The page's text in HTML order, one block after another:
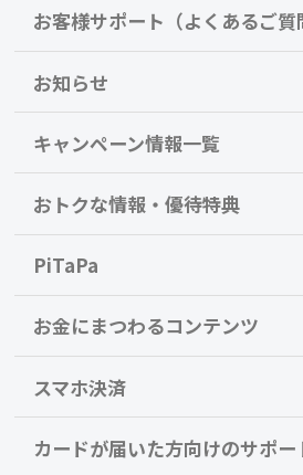
お客様サポート（よくあるご質
お知らせ
キャンペーン情報一覧
おトクな情報・優待特典
PiTaPa
お金にまつわるコンテンツ
スマホ決済
カードが届いた方向けのサポー